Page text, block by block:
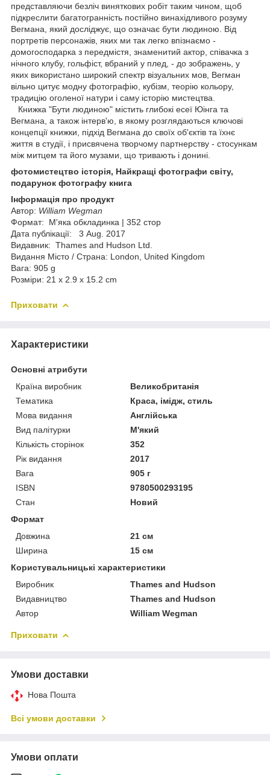
представляючи безліч виняткових робіт таким чином, щоб
підкреслити багатогранність постійно винахідливого розуму
Вегмана, який досліджує, що означає бути людиною. Від
портретів персонажів, яких ми так легко впізнаємо -
домогосподарка з передмістя, знаменитий актор, співачка з
нічного клубу, гольфіст, вбраний у плед, - до зображень, у
яких використано широкий спектр візуальних мов, Вегман
вільно цитує модну фотографію, кубізм, теорію кольору,
традицію оголеної натури і саму історію мистецтва.
Книжка "Бути людиною" містить глибокі есеї Юінга та
Вегмана, а також інтерв'ю, в якому розглядаються ключові
концепції книжки, підхід Вегмана до своїх об'єктів та їхнє
життя в студії, і присвячена творчому партнерству - стосункам
між митцем та його музами, що тривають і донині.
фотомистецтво історія, Найкращі фотографи світу,
подарунок фотографу книга
Інформація про продукт
Автор: William Wegman
Формат: М'яка обкладинка | 352 стор
Дата публікації: 3 Aug. 2017
Видавник: Thames and Hudson Ltd.
Видання Місто / Страна: London, United Kingdom
Вага: 905 g
Розміри: 21 x 2.9 x 15.2 cm
Приховати
Характеристики
Основні атрибути
Країна виробник
Великобританія
Тематика
Краса, імідж, стиль
Мова видання
Англійська
Вид палітурки
М'який
Кількість сторінок
352
Рік видання
2017
Вага
905 г
ISBN
9780500293195
Стан
Новий
Формат
Довжина
21 см
Ширина
15 см
Користувальницькі характеристики
Виробник
Thames and Hudson
Видавництво
Thames and Hudson
Автор
William Wegman
Приховати
Умови доставки
Нова Пошта
Всі умови доставки
Умови оплати